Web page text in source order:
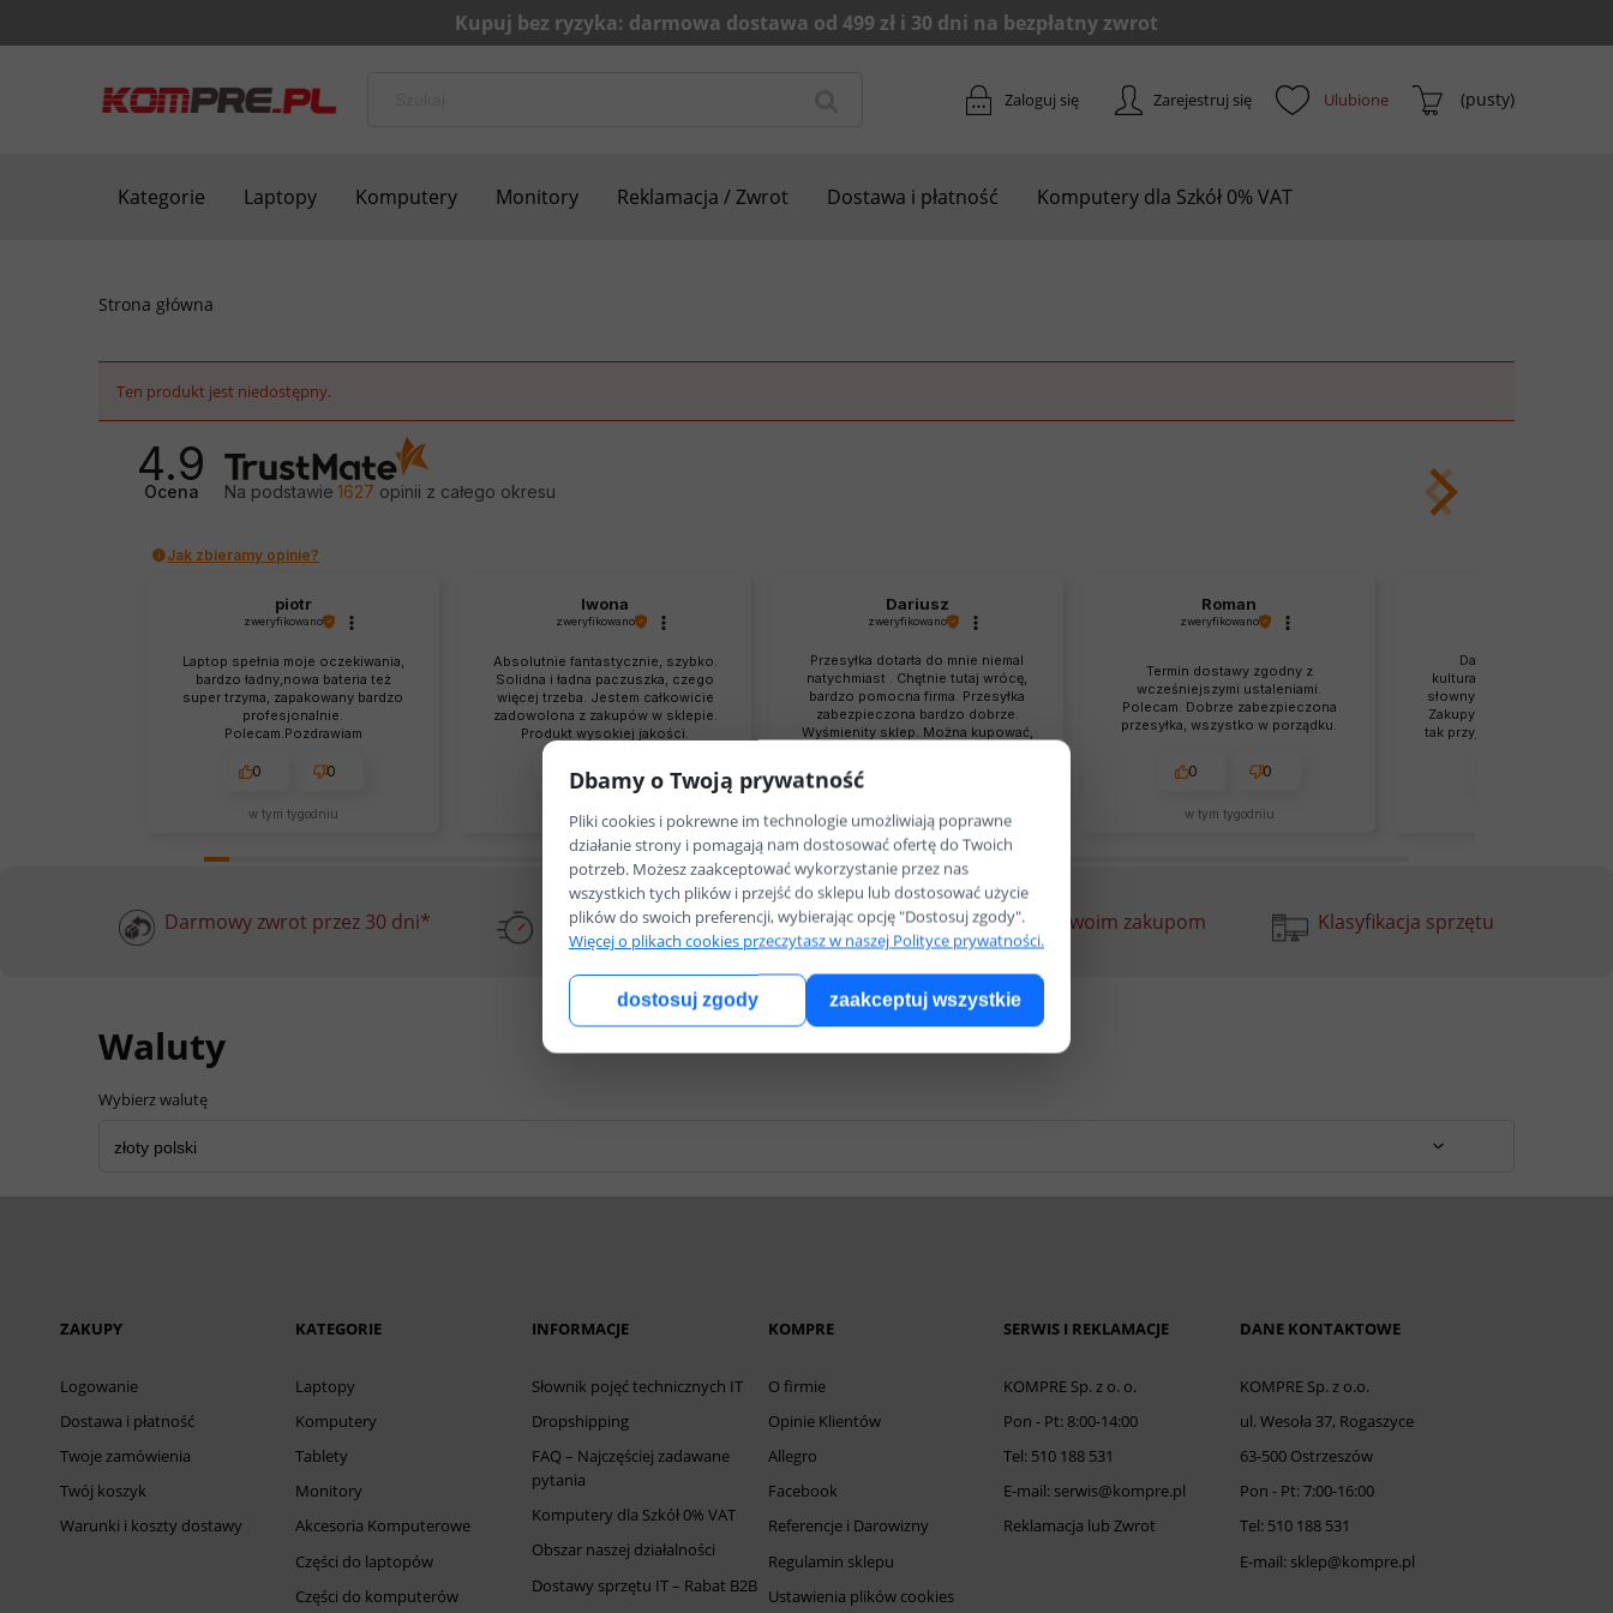
Zarejestruj się
Zaloguj się (pusty)
Kategorie Laptopy Komputery Monitory Reklamacja / Zwrot Dostawa i płatność Komputery dla Szkół 0% VAT
Strona główna
Ten produkt jest niedostępny.
4.9
Ocena Na podstawie 1627 opinii z całego okresu
Jak zbieramy opinie?
piotr
zweryfikowano
Laptop spełnia moje oczekiwania,
bardzo ładny,nowa bateria też
super trzyma, zapakowany bardzo
profesjonalnie.
Polecam.Pozdrawiam
0 0
w tym tygodniu
Iwona
zweryfikowano
Absolutnie fantastycznie, szybko.
Solidna i ładna paczuszka, czego
więcej trzeba. Jestem całkowicie
zadowolona z zakupów w sklepie.
Produkt wysokiej jakości.
0
w tym tygodniu
Dariusz
zweryfikowano
Przesyłka dotarła do mnie niemal
natychmiast . Chętnie tutaj wrócę,
bardzo pomocna firma. Przesyłka
zabezpieczona bardzo dobrze.
Wyśmienity sklep. Można kupować,
w tym tygodniu
Roman
zweryfikowano
Termin dostawy zgodny z
wcześniejszymi ustaleniami.
Polecam. Dobrze zabezpieczona
przesyłka, wszystko w porządku.
0 0
w tym tygodniu
Dawno nie spotkałem
kulturalnej obsługi. To
słowny sklep, nie oszukują
Zakupy w tym sklepie były
tak przyjemne, że na pewno
Darmowy zwrot przez 30 dni* Darmowa dostawa od 499zł Darowizny dzięki Twoim zakupom Klasyfikacja sprzętu
Waluty
Wybierz walutę
ZAKUPY
Logowanie
Dostawa i płatność
Twoje zamówienia
Twój koszyk
Warunki i koszty dostawy
KATEGORIE
Laptopy
Komputery
Tablety
Monitory
Akcesoria Komputerowe
Części do laptopów
Części do komputerów
INFORMACJE
Słownik pojęć technicznych IT
Dropshipping
FAQ – Najczęściej zadawane
pytania
Komputery dla Szkół 0% VAT
Obszar naszej działalności
Dostawy sprzętu IT – Rabat B2B
KOMPRE
O firmie
Opinie Klientów
Allegro
Facebook
Referencje i Darowizny
Regulamin sklepu
Ustawienia plików cookies
SERWIS I REKLAMACJE
KOMPRE Sp. z o. o.
Pon - Pt: 8:00-14:00
Tel: 510 188 531
E-mail: serwis@kompre.pl
Reklamacja lub Zwrot
DANE KONTAKTOWE
KOMPRE Sp. z o.o.
ul. Wesoła 37, Rogaszyce
63-500 Ostrzeszów
Pon - Pt: 7:00-16:00
Tel: 510 188 531
E-mail: sklep@kompre.pl
Dbamy o Twoją prywatność
Pliki cookies i pokrewne im technologie umożliwiają poprawne
działanie strony i pomagają nam dostosować ofertę do Twoich
potrzeb. Możesz zaakceptować wykorzystanie przez nas
wszystkich tych plików i przejść do sklepu lub dostosować użycie
plików do swoich preferencji, wybierając opcję "Dostosuj zgody".
Więcej o plikach cookies przeczytasz w naszej Polityce prywatności.
dostosuj zgody zaakceptuj wszystkie